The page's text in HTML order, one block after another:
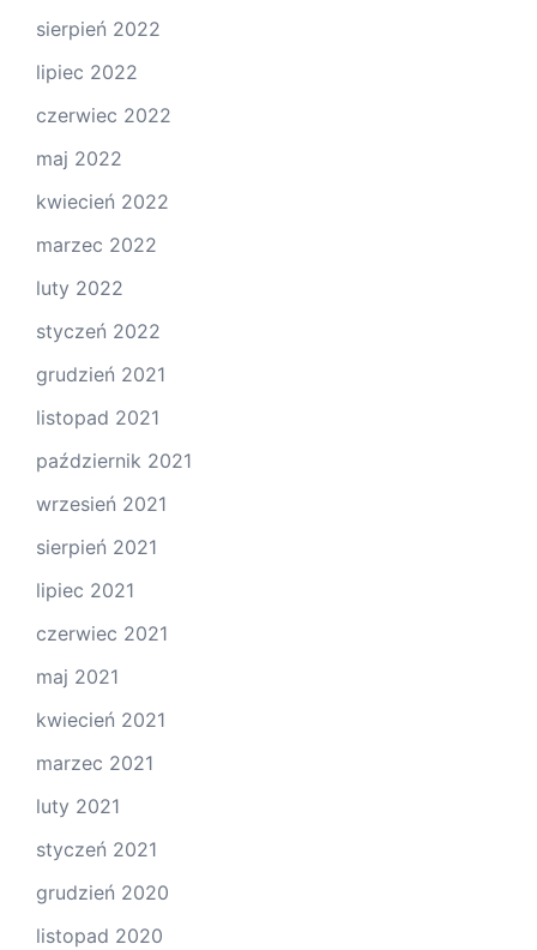
sierpień 2022
lipiec 2022
czerwiec 2022
maj 2022
kwiecień 2022
marzec 2022
luty 2022
styczeń 2022
grudzień 2021
listopad 2021
październik 2021
wrzesień 2021
sierpień 2021
lipiec 2021
czerwiec 2021
maj 2021
kwiecień 2021
marzec 2021
luty 2021
styczeń 2021
grudzień 2020
listopad 2020